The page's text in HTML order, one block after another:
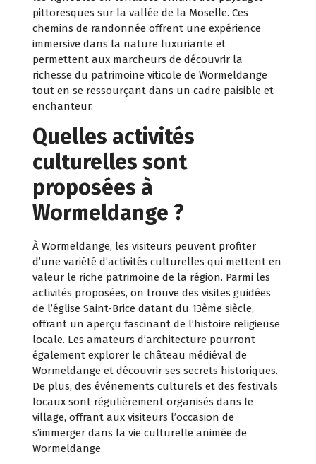
pittoresques sur la vallée de la Moselle. Ces
chemins de randonnée offrent une expérience
immersive dans la nature luxuriante et
permettent aux marcheurs de découvrir la
richesse du patrimoine viticole de Wormeldange
tout en se ressourçant dans un cadre paisible et
enchanteur.
Quelles activités
culturelles sont
proposées à
Wormeldange ?
À Wormeldange, les visiteurs peuvent profiter
d’une variété d’activités culturelles qui mettent en
valeur le riche patrimoine de la région. Parmi les
activités proposées, on trouve des visites guidées
de l’église Saint-Brice datant du 13ème siècle,
offrant un aperçu fascinant de l’histoire religieuse
locale. Les amateurs d’architecture pourront
également explorer le château médiéval de
Wormeldange et découvrir ses secrets historiques.
De plus, des événements culturels et des festivals
locaux sont régulièrement organisés dans le
village, offrant aux visiteurs l’occasion de
s’immerger dans la vie culturelle animée de
Wormeldange.